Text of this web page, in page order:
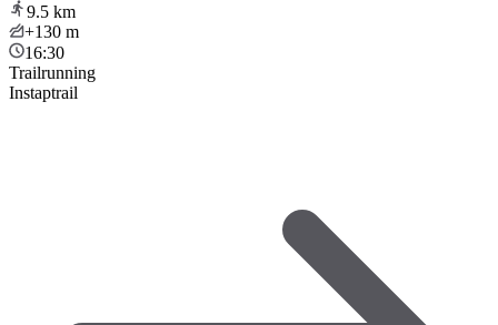
9.5 km
+130 m
16:30
Trailrunning
Instaptrail